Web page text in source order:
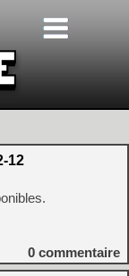
12
0 commentaire